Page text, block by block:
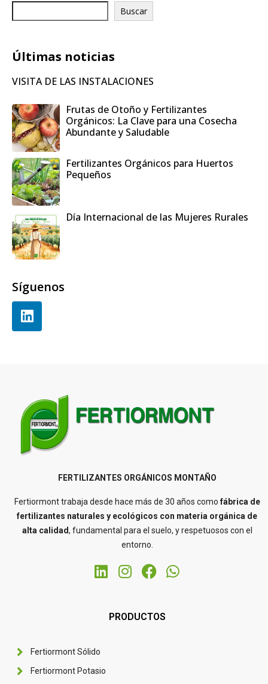
Buscar
Últimas noticias
VISITA DE LAS INSTALACIONES
Frutas de Otoño y Fertilizantes
Orgánicos: La Clave para una Cosecha
Abundante y Saludable
Fertilizantes Orgánicos para Huertos
Pequeños
Día Internacional de las Mujeres Rurales
Síguenos
FERTILIZANTES ORGÁNICOS MONTAÑO
Fertiormont trabaja desde hace más de 30 años comofábrica de
fertilizantes naturales y ecológicos con materia orgánica de
alta calidad, fundamental para el suelo, y respetuosos con el
entorno.
PRODUCTOS
Fertiormont Sólido
Fertiormont Potasio